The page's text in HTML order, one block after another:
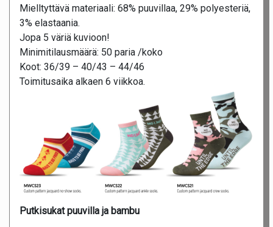
Mielltyttävä materiaali: 68% puuvillaa, 29% polyesteriä,
3% elastaania.
Jopa 5 väriä kuvioon!
Minimitilausmäärä: 50 paria /koko
Koot: 36/39 – 40/43 – 44/46
Toimitusaika alkaen 6 viikkoa.
Putkisukat puuvilla ja bambu